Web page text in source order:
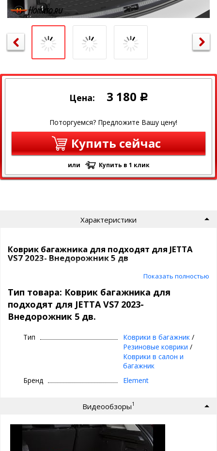
Цена: 3 180 Р
Поторгуемся? Предложите Вашу цену!
Купить сейчас
или Купить в 1 клик
Характеристики
Коврик багажника для подходят для JETTA
VS7 2023- Внедорожник 5 дв
Полиуретановый коврик в багажник Eement
Материал: Полиуретан
Особенности коврика в багажник
подходят для JETTA VS7 2023-
высокие бортики 2-3 см
точно повторяет форму багажника
работает от -50 до +50 градусов
гибкость материала
не подвержен хим. веществам
Показать полностью
Тип товара: Коврик багажника для
подходят для JETTA VS7 2023-
Внедорожник 5 дв.
Тип Коврики в багажник/
Резиновые коврики /
Коврики в салон и
багажник
Бренд
Element
Видеообзоры1